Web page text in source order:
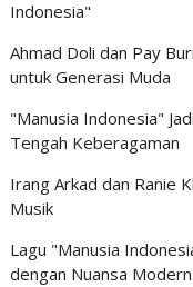
Indonesia"
Ahmad Doli dan Pay
untuk Generasi Muda
"Manusia Indonesia"
Tengah Keberagaman
Irang Arkad dan Ranie
Musik
Lagu "Manusia
dengan Nuansa Modern